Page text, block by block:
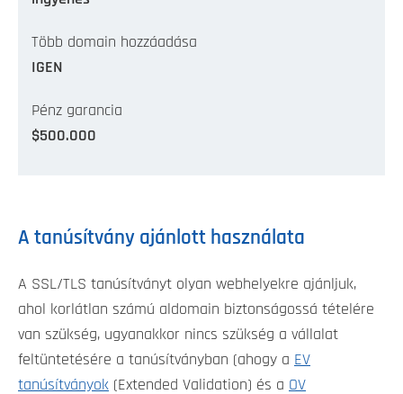
Több domain hozzáadása
IGEN
Pénz garancia
$500.000
A tanúsítvány ajánlott használata
A SSL/TLS tanúsítványt olyan webhelyekre ajánljuk,
ahol korlátlan számú aldomain biztonságossá tételére
van szükség, ugyanakkor nincs szükség a vállalat
feltüntetésére a tanúsítványban (ahogy a EV
tanúsítványok (Extended Validation) és a OV